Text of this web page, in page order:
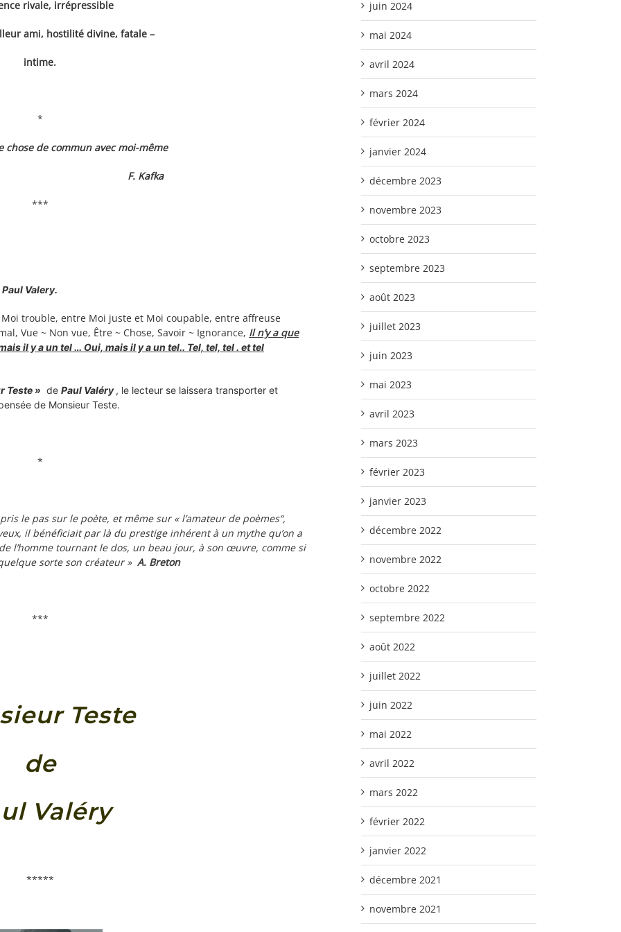
rivale, irrépressible
ami, hostilité divine, fatale –
intime.
*
chose de commun avec moi-même
F. Kafka
***
Paul Valery.
trouble, entre Moi juste et Moi coupable, entre affreuse
Vue ~ Non vue, Être ~ Chose, Savoir ~ Ignorance, Il n’y a que
il y a un tel … Oui, mais il y a un tel.. Tel, tel, tel . et tel
Teste » de Paul Valéry , le lecteur se laissera transporter et
de Monsieur Teste.
*
le pas sur le poète, et même sur « l’amateur de poèmes“,
il bénéficiait par là du prestige inhérent à un mythe qu’on a
l’homme tournant le dos, un beau jour, à son œuvre, comme si
sorte son créateur » A. Breton
***
Teste
de
Valéry
*****
juin 2024
mai 2024
avril 2024
mars 2024
février 2024
janvier 2024
décembre 2023
novembre 2023
octobre 2023
septembre 2023
août 2023
juillet 2023
juin 2023
mai 2023
avril 2023
mars 2023
février 2023
janvier 2023
décembre 2022
novembre 2022
octobre 2022
septembre 2022
août 2022
juillet 2022
juin 2022
mai 2022
avril 2022
mars 2022
février 2022
janvier 2022
décembre 2021
novembre 2021